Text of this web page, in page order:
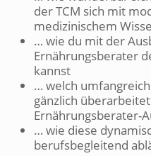
der TCM sich mit
medizinischem
… wie du mit der
Ernährungsberater
kannst
… welch
gänzlich
Ernährungsberater-
… wie diese
berufsbegleitend